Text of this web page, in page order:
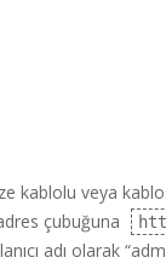
kablolu veya
çubuğuna
adı olarak